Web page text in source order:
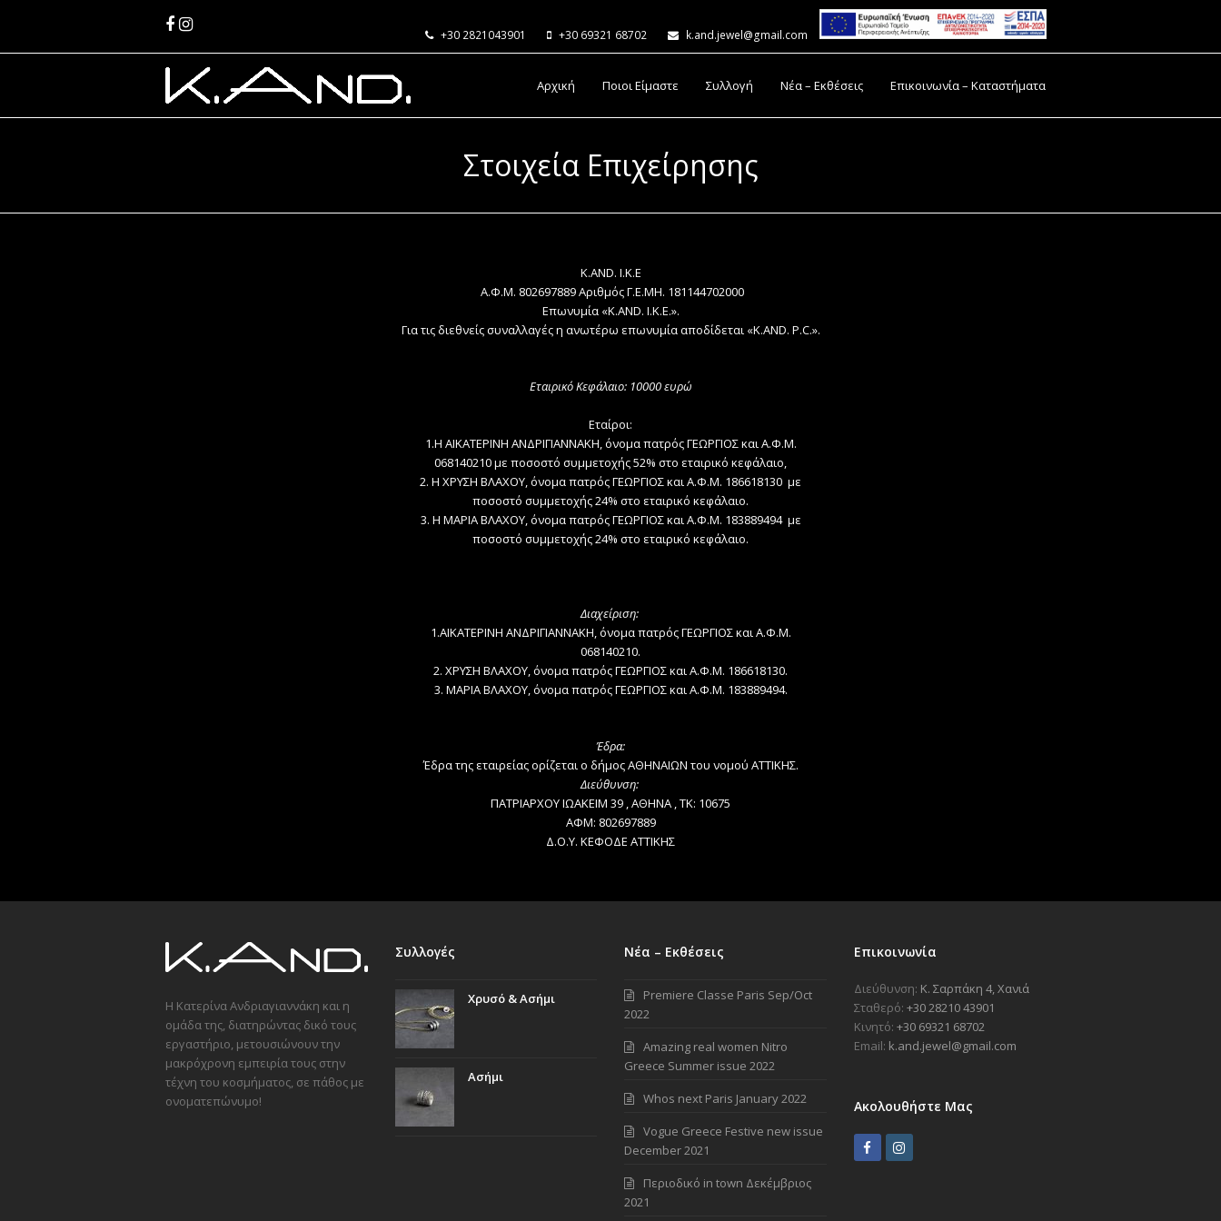
Facebook
Instagram +30 2821043901 +30 69321 68702 k.and.jewel@gmail.com
Αρχική Ποιοι Είμαστε Συλλογή Νέα – Εκθέσεις Επικοινωνία – Καταστήματα
Στοιχεία Επιχείρησης
Κ.AND. Ι.Κ.Ε
Α.Φ.Μ. 802697889 Αριθμός Γ.Ε.ΜΗ. 181144702000
Επωνυμία «Κ.AND. Ι.Κ.Ε.».
Για τις διεθνείς συναλλαγές η ανωτέρω επωνυμία αποδίδεται «Κ.AND. P.C.».
Εταιρικό Κεφάλαιο: 10000 ευρώ
Εταίροι:
1.Η ΑΙΚΑΤΕΡΙΝΗ ΑΝΔΡΙΓΙΑΝΝΑΚΗ, όνομα πατρός ΓΕΩΡΓΙΟΣ και Α.Φ.Μ.
068140210 με ποσοστό συμμετοχής 52% στο εταιρικό κεφάλαιο,
2. Η ΧΡΥΣΗ ΒΛΑΧΟΥ, όνομα πατρός ΓΕΩΡΓΙΟΣ και Α.Φ.Μ. 186618130 με
ποσοστό συμμετοχής 24% στο εταιρικό κεφάλαιο.
3. Η ΜΑΡΙΑ ΒΛΑΧΟΥ, όνομα πατρός ΓΕΩΡΓΙΟΣ και Α.Φ.Μ. 183889494 με
ποσοστό συμμετοχής 24% στο εταιρικό κεφάλαιο.
Διαχείριση:
1.ΑΙΚΑΤΕΡΙΝΗ ΑΝΔΡΙΓΙΑΝΝΑΚΗ, όνομα πατρός ΓΕΩΡΓΙΟΣ και Α.Φ.Μ.
068140210.
2. ΧΡΥΣΗ ΒΛΑΧΟΥ, όνομα πατρός ΓΕΩΡΓΙΟΣ και Α.Φ.Μ. 186618130.
3. ΜΑΡΙΑ ΒΛΑΧΟΥ, όνομα πατρός ΓΕΩΡΓΙΟΣ και Α.Φ.Μ. 183889494.
Έδρα:
Έδρα της εταιρείας ορίζεται ο δήμος ΑΘΗΝΑΙΩΝ του νομού ΑΤΤΙΚΗΣ.
Διεύθυνση:
ΠΑΤΡΙΑΡΧΟΥ ΙΩΑΚΕΙΜ 39 , ΑΘΗΝΑ , ΤΚ: 10675
ΑΦΜ: 802697889
Δ.Ο.Υ. ΚΕΦΟΔΕ ΑΤΤΙΚΗΣ
Η Κατερίνα Ανδριαγιαννάκη και η
ομάδα της, διατηρώντας δικό τους
εργαστήριο, μετουσιώνουν την
μακρόχρονη εμπειρία τους στην
τέχνη του κοσμήματος, σε πάθος με
ονοματεπώνυμο!
Συλλογές
Χρυσό & Ασήμι
Ασήμι
Νέα – Εκθέσεις
Premiere Classe Paris Sep/Oct
2022
Amazing real women Nitro
Greece Summer issue 2022
Whos next Paris January 2022
Vogue Greece Festive new issue
December 2021
Περιοδικό in town Δεκέμβριος
2021
Επικοινωνία
Διεύθυνση: Κ. Σαρπάκη 4, Χανιά
Σταθερό: +30 28210 43901
Κινητό: +30 69321 68702
Email: k.and.jewel@gmail.com
Ακολουθήστε Μας